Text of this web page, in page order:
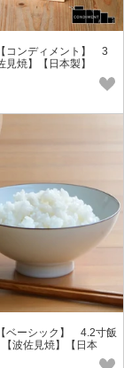
コンディメント】 3
見焼】【日本製】
ベーシック】 4.2寸飯
波佐見焼】【日本